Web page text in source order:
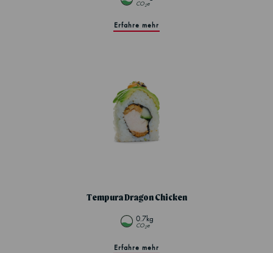
CO2e
Erfahre mehr
Tempura Dragon Chicken
0.7kg
CO2e
Erfahre mehr